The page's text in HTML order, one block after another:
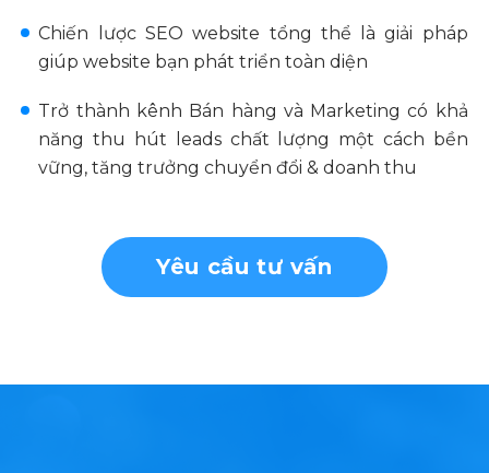
Chiến lược SEO website tổng thể là giải pháp
giúp website bạn phát triển toàn diện
Trở thành kênh Bán hàng và Marketing có khả
năng thu hút leads chất lượng một cách bền
vững, tăng trưởng chuyển đổi & doanh thu
Yêu cầu tư vấn